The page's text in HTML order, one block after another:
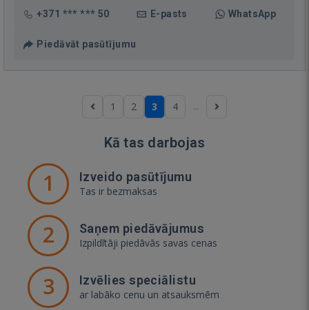
+371 *** *** 50 E-pasts WhatsApp
Piedāvāt pasūtījumu
1 2 3 4 ...
Kā tas darbojas
1 Izveido pasūtījumu
Tas ir bezmaksas
2 Saņem piedāvājumus
Izpildītāji piedāvās savas cenas
3 Izvēlies speciālistu
ar labāko cenu un atsauksmēm